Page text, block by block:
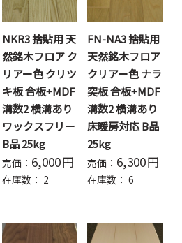
NKR3 捨貼用 天
然銘木フロア ク
リアー色 クリツ
キ板 合板+MDF
溝数2 横溝あり
ワックスフリー
B品 25kg
売価： 6,000円
在庫数： 2
FN-NA3 捨貼用
天然銘木フロア
クリアー色 ナラ
突板 合板+MDF
溝数2 横溝あり
床暖房対応 B品
25kg
売価： 6,300円
在庫数： 6